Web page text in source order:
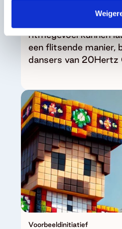
ritmegevoel kunnen
een flitsende manier,
dansers van 20Hertz
Voorbeeldinitiatief